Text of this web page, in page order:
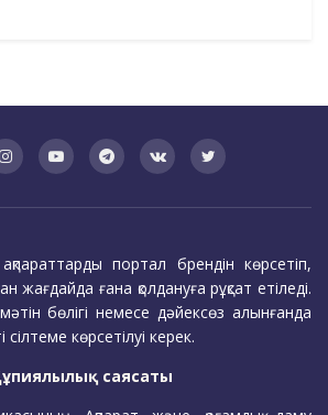
портал брендін көрсетіп,
жағдайда ғана қолдануға рұқсат етіледі.
бөлігі немесе дәйексөз алынғанда
сілтеме көрсетілуі керек.
саясаты